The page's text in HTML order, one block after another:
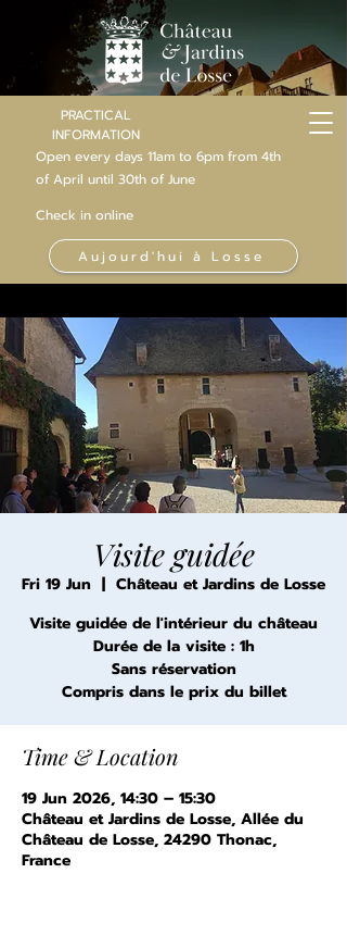
PRACTICAL
INFORMATION
Open every days 11am to 6pm from 4th
of April until 30th of June
Check in online
Aujourd'hui à Losse
Visite guidée
Fri 19 Jun
  |
Château et Jardins de Losse
Visite guidée de l'intérieur du château
Durée de la visite : 1h
Sans réservation
Compris dans le prix du billet
Time & Location
19 Jun 2026, 14:30 – 15:30
Château et Jardins de Losse, Allée du
Château de Losse, 24290 Thonac,
France